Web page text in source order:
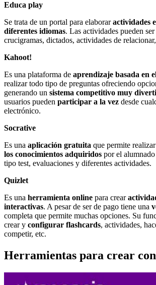
Educa play
Se trata de un portal para elaboraractividades
diferentes idiomas. Las actividades pueden ser
crucigramas, dictados, actividades de
Kahoot!
Es una plataforma de aprendizaje basada en
realizar todo tipo de preguntas ofreciendo
generando un sistema competitivo muy
usuarios pueden participar a la vez desde
electrónico.
Socrative
Es una aplicación gratuita que permite
los conocimientos adquiridos por el
tipo test, evaluaciones y diferentes actividades.
Quizlet
Es una herramienta online para crear
interactivas. A pesar de ser de pago tiene una
completa que permite muchas opciones. Su
crear y configurar flashcards, actividades,
competir, etc.
Herramientas para crear